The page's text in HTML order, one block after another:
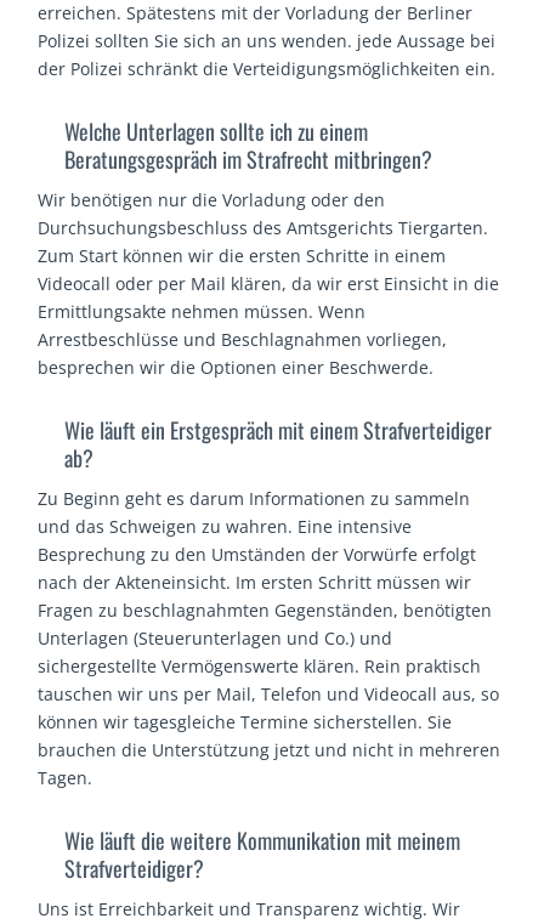
erreichen. Spätestens mit der Vorladung der Berliner
Polizei sollten Sie sich an uns wenden. jede Aussage bei
der Polizei schränkt die Verteidigungsmöglichkeiten ein.
Welche Unterlagen sollte ich zu einem
Beratungsgespräch im Strafrecht mitbringen?
Wir benötigen nur die Vorladung oder den
Durchsuchungsbeschluss des Amtsgerichts Tiergarten.
Zum Start können wir die ersten Schritte in einem
Videocall oder per Mail klären, da wir erst Einsicht in die
Ermittlungsakte nehmen müssen. Wenn
Arrestbeschlüsse und Beschlagnahmen vorliegen,
besprechen wir die Optionen einer Beschwerde.
Wie läuft ein Erstgespräch mit einem Strafverteidiger
ab?
Zu Beginn geht es darum Informationen zu sammeln
und das Schweigen zu wahren. Eine intensive
Besprechung zu den Umständen der Vorwürfe erfolgt
nach der Akteneinsicht. Im ersten Schritt müssen wir
Fragen zu beschlagnahmten Gegenständen, benötigten
Unterlagen (Steuerunterlagen und Co.) und
sichergestellte Vermögenswerte klären. Rein praktisch
tauschen wir uns per Mail, Telefon und Videocall aus, so
können wir tagesgleiche Termine sicherstellen. Sie
brauchen die Unterstützung jetzt und nicht in mehreren
Tagen.
Wie läuft die weitere Kommunikation mit meinem
Strafverteidiger?
Uns ist Erreichbarkeit und Transparenz wichtig. Wir